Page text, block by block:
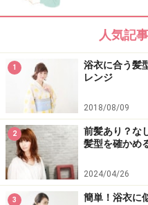
人気記
1
浴衣に合う髪
レンジ
2018/08/09
2
前髪あり？な
髪型を確かめ
2024/04/26
3 簡単！浴衣に